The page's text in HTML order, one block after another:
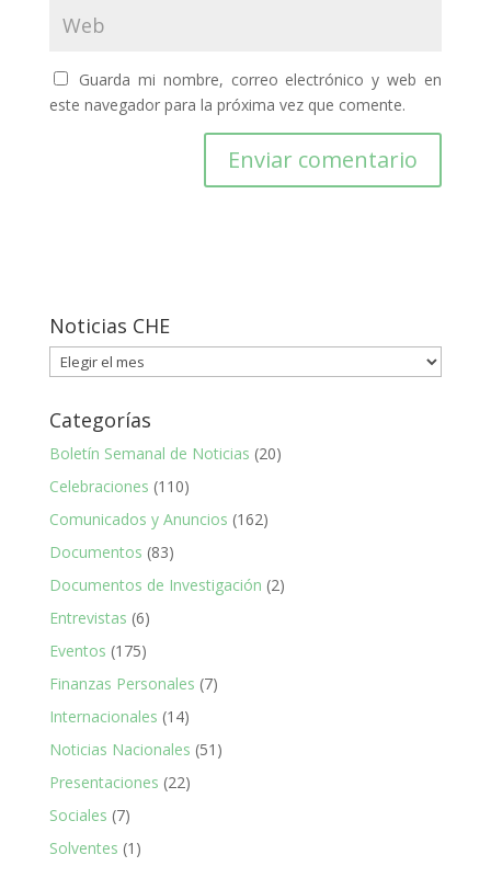
Guarda mi nombre, correo electrónico y web en
este navegador para la próxima vez que comente.
Noticias CHE
Noticias
CHE
Categorías
Boletín Semanal de Noticias (20)
Celebraciones (110)
Comunicados y Anuncios (162)
Documentos (83)
Documentos de Investigación (2)
Entrevistas (6)
Eventos (175)
Finanzas Personales (7)
Internacionales (14)
Noticias Nacionales (51)
Presentaciones (22)
Sociales (7)
Solventes (1)